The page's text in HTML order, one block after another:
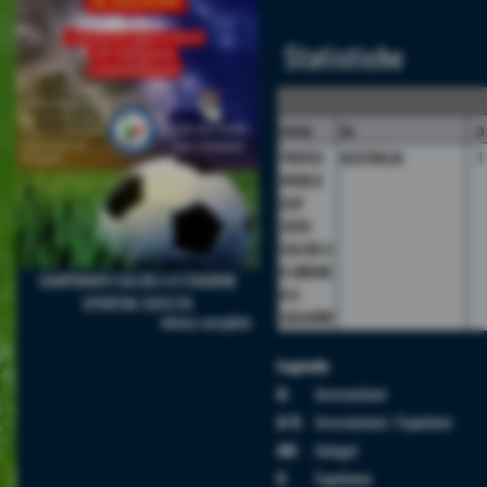
CAMPIONATO CALCIO A 8 STAGIONE
SPORTIVA 2025/26
elenco completo
Statistiche
camp. sq.
p
TROFEO
WORLD
CUP
2026
CALCIO A
8 GIRONE
B 8
SQUADRE
AUSTRALIA
Legenda
A:
Ammonizioni
A/E:
Ammonizioni / Espulsioni
AU:
Autogol
E:
Espulsione